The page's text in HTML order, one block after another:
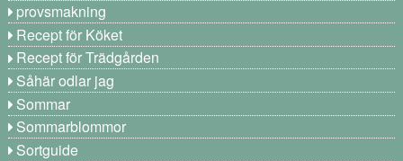
provsmakning
Recept för Köket
Recept för Trädgården
Såhär odlar jag
Sommar
Sommarblommor
Sortguide